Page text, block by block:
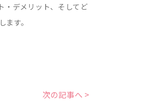
・デメリット、そしてど
す。
次の記事へ >